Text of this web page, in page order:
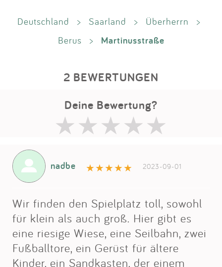
Deutschland > Saarland > Überherrn
>
Berus
> Martinusstraße
2 BEWERTUNGEN
Deine Bewertung?
nadbe 2023-09-01
Wir finden den Spielplatz toll, sowohl
für klein als auch groß. Hier gibt es
eine riesige Wiese, eine Seilbahn, zwei
Fußballtore, ein Gerüst für ältere
Kinder, ein Sandkasten, der einem